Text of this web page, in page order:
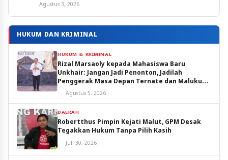
Agustus 3, 2026
HUKUM DAN KRIMINAL
HUKUM & KRIMINAL
Rizal Marsaoly kepada Mahasiswa Baru
Unkhair: Jangan Jadi Penonton, Jadilah
Penggerak Masa Depan Ternate dan Maluku
Utara
Agustus 5, 2026
DAERAH
Robertthus Pimpin Kejati Malut, GPM Desak
Tegakkan Hukum Tanpa Pilih Kasih
Juli 30, 2026